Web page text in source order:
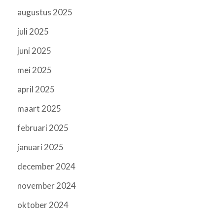
augustus 2025
juli 2025
juni 2025
mei 2025
april 2025
maart 2025
februari 2025
januari 2025
december 2024
november 2024
oktober 2024